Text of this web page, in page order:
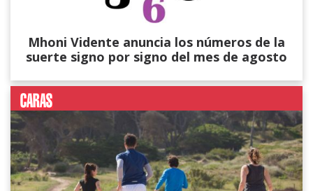
Mhoni Vidente anuncia los números de la
suerte signo por signo del mes de agosto